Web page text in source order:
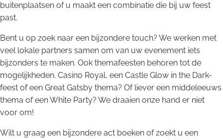
buitenplaatsen of u maakt een combinatie die bij uw feest
past.
Bent u op zoek naar een bijzondere touch? We werken met
veel lokale partners samen om van uw evenement iets
bijzonders te maken. Ook themafeesten behoren tot de
mogelijkheden. Casino Royal, een Castle Glow in the Dark-
feest of een Great Gatsby thema? Of liever een middeleeuws
thema of een White Party? We draaien onze hand er niet
voor om!
Wilt u graag een bijzondere act boeken of zoekt u een